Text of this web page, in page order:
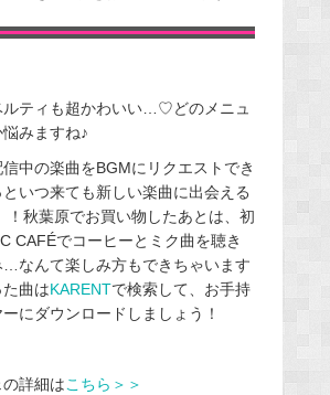
ルティも超かわいい…♡どのメニュ
みますね♪
中の楽曲をBGMにリクエストでき
いつ来ても新しい楽曲に出会える
！秋葉原でお買い物したあとは、初
CAFÉでコーヒーとミク曲を聴き
…なんて楽しみ方もできちゃいます
曲はKARENTで検索して、お手持
にダウンロードしましょう！
詳細はこちら＞＞